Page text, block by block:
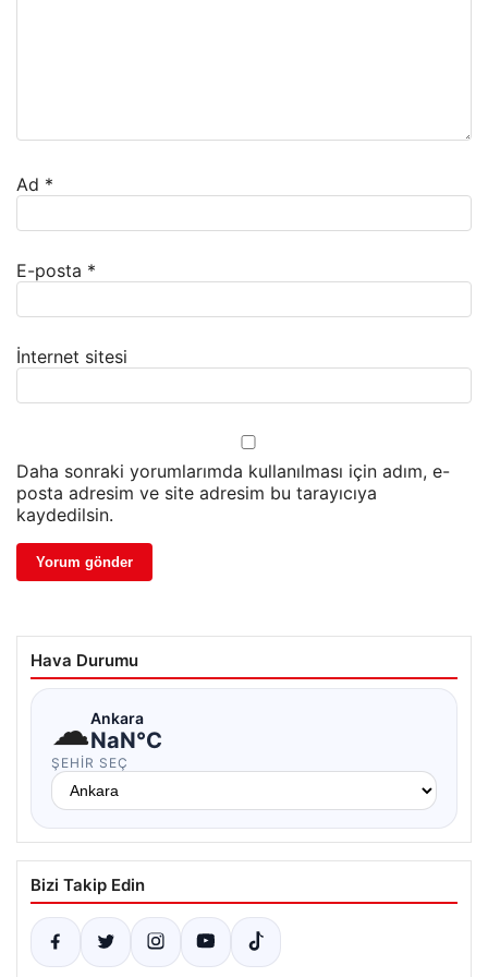
Ad *
E-posta *
İnternet sitesi
Daha sonraki yorumlarımda kullanılması için adım, e-
posta adresim ve site adresim bu tarayıcıya
kaydedilsin.
Hava Durumu
☁Ankara
NaN°C
ŞEHIR SEÇ
Bizi Takip Edin